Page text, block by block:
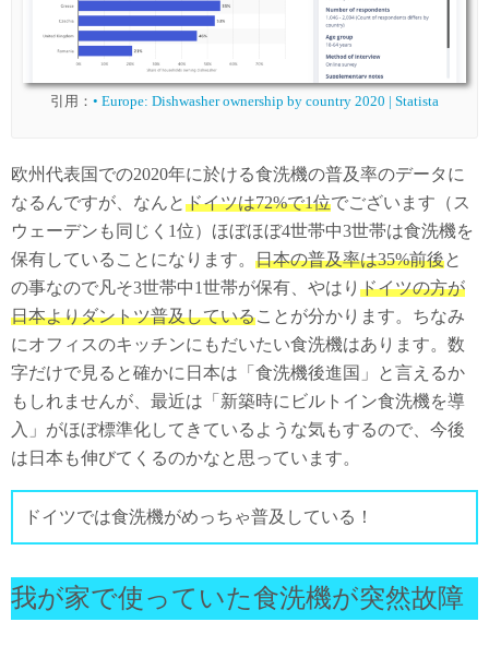
引用： • Europe: Dishwasher ownership by country 2020 | Statista
欧州代表国での2020年に於ける食洗機の普及率のデータに
なるんですが、なんとドイツは72%で1位でございます（ス
ウェーデンも同じく1位）ほぼほぼ4世帯中3世帯は食洗機を
保有していることになります。 日本の普及率は35%前後と
の事なので凡そ3世帯中1世帯が保有、やはり ドイツの方が
日本よりダントツ普及していることが分かります。ちなみ
にオフィスのキッチンにもだいたい食洗機はあります。数
字だけで見ると確かに日本は「食洗機後進国」と言えるか
もしれませんが、最近は「新築時にビルトイン食洗機を導
入」がほぼ標準化してきているような気もするので、今後
は日本も伸びてくるのかなと思っています。
ドイツでは食洗機がめっちゃ普及している！
我が家で使っていた食洗機が突然故障